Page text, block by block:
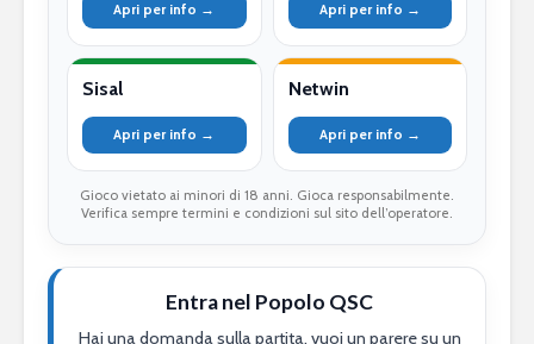
Apri per info → Apri per info →
Sisal
Apri per info →
Netwin
Apri per info →
Gioco vietato ai minori di 18 anni. Gioca responsabilmente.
Verifica sempre termini e condizioni sul sito dell’operatore.
Entra nel Popolo QSC
Hai una domanda sulla partita, vuoi un parere su un